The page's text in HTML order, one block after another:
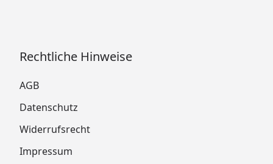
Rechtliche Hinweise
AGB
Datenschutz
Widerrufsrecht
Impressum